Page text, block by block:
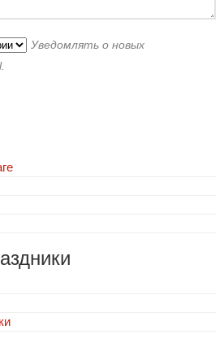
Уведомлять о новых